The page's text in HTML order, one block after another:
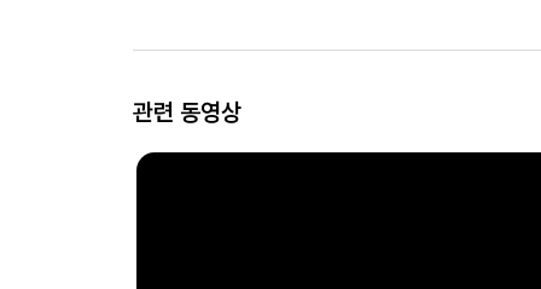
관련 동영상